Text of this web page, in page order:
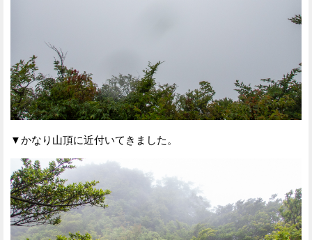
▼かなり山頂に近付いてきました。